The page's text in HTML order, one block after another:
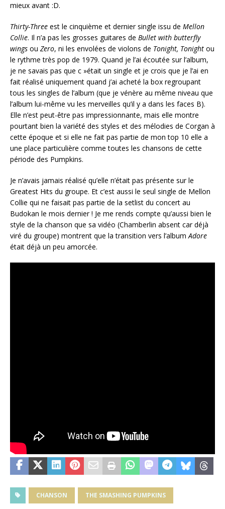
mieux avant :D.
Thirty-Three est le cinquième et dernier single issu de Mellon
Collie. Il n’a pas les grosses guitares de Bullet with butterfly
wings ou Zero, ni les envolées de violons de Tonight, Tonight ou
le rythme très pop de 1979. Quand je l’ai écoutée sur l’album,
je ne savais pas que c »était un single et je crois que je l’ai en
fait réalisé uniquement quand j’ai acheté la box regroupant
tous les singles de l’album (que je vénère au même niveau que
l’album lui-même vu les merveilles qu’il y a dans les faces B).
Elle n’est peut-être pas impressionnante, mais elle montre
pourtant bien la variété des styles et des mélodies de Corgan à
cette époque et si elle ne fait pas partie de mon top 10 elle a
une place particulière comme toutes les chansons de cette
période des Pumpkins.
Je n’avais jamais réalisé qu’elle n’était pas présente sur le
Greatest Hits du groupe. Et c’est aussi le seul single de Mellon
Collie qui ne faisait pas partie de la setlist du concert au
Budokan le mois dernier ! Je me rends compte qu’aussi bien le
style de la chanson que sa vidéo (Chamberlin absent car déjà
viré du groupe) montrent que la transition vers l’albumAdore
était déjà un peu amorcée.
CHANSON THE SMASHING PUMPKINS